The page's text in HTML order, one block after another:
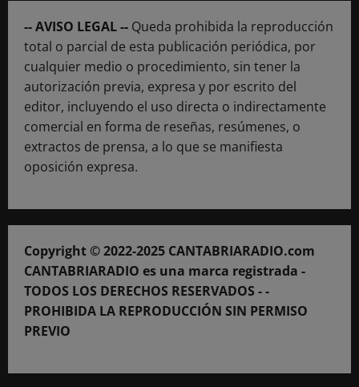
-- AVISO LEGAL -- Queda prohibida la reproducción
total o parcial de esta publicación periódica, por
cualquier medio o procedimiento, sin tener la
autorización previa, expresa y por escrito del
editor, incluyendo el uso directa o indirectamente
comercial en forma de reseñas, resúmenes, o
extractos de prensa, a lo que se manifiesta
oposición expresa.
Copyright © 2022-2025 CANTABRIARADIO.com
CANTABRIARADIO es una marca registrada -
TODOS LOS DERECHOS RESERVADOS - -
PROHIBIDA LA REPRODUCCIÓN SIN PERMISO
PREVIO